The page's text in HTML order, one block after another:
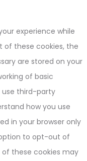
experience while
of these cookies, the
are stored on your
of basic
use third-party
how you use
in your browser only
to opt-out of
these cookies may